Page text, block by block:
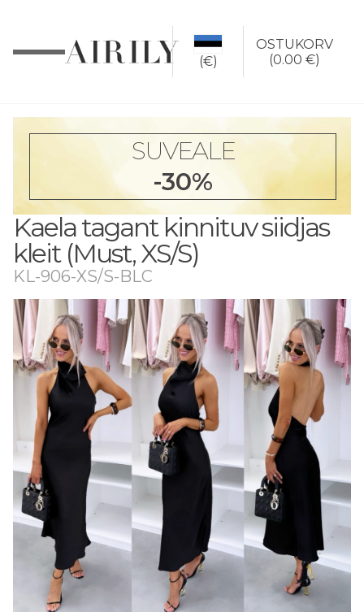
(€)
OSTUKORV
(0.00 €)
SUVEALE
-30%
Kaela tagant kinnituv siidjas
kleit (Must, XS/S)
KL-906-XS/S-BLC